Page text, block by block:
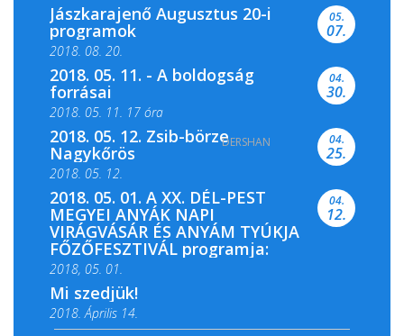
Jászkarajenő Augusztus 20-i
programok
2018. 08. 20.
05.
07.
2018. 05. 11. - A boldogság
forrásai
2018. 05. 11. 17 óra
2018. 05. 11. 19 óra
04.
30.
2018. 05. 12. Zsib-börze
Nagykőrös
2018. 05. 12.
04.
25.
2018. 05. 01. A XX. DÉL-PEST
MEGYEI ANYÁK NAPI
VIRÁGVÁSÁR ÉS ANYÁM TYÚKJA
FŐZŐFESZTIVÁL programja:
2018, 05. 01.
04.
12.
Mi szedjük!
2018. Április 14.
DERSHAN